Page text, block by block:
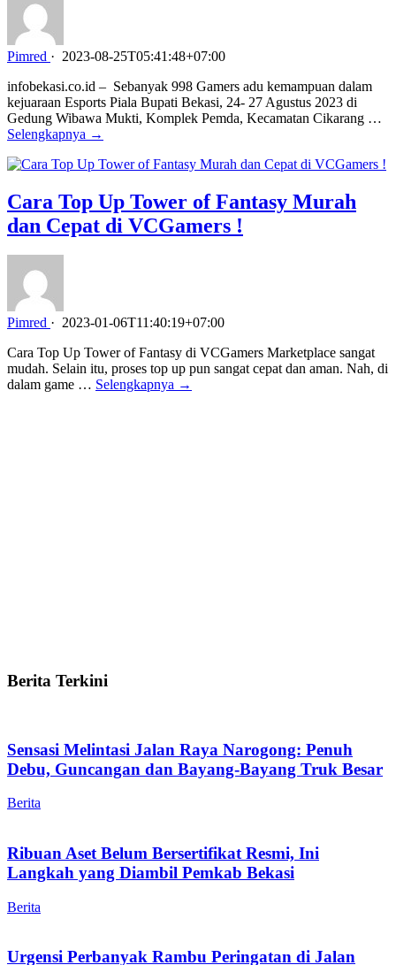
Pimred · 2023-08-25T05:41:48+07:00
infobekasi.co.id – Sebanyak 998 Gamers adu kemampuan dalam
kejuaraan Esports Piala Bupati Bekasi, 24- 27 Agustus 2023 di
Gedung Wibawa Mukti, Komplek Pemda, Kecamatan Cikarang …
Selengkapnya →
Cara Top Up Tower of Fantasy Murah
dan Cepat di VCGamers !
Pimred · 2023-01-06T11:40:19+07:00
Cara Top Up Tower of Fantasy di VCGamers Marketplace sangat
mudah. Selain itu, proses top up pun sangat cepat dan aman. Nah, di
dalam game … Selengkapnya →
Berita Terkini
Sensasi Melintasi Jalan Raya Narogong: Penuh
Debu, Guncangan dan Bayang-Bayang Truk Besar
Berita
Ribuan Aset Belum Bersertifikat Resmi, Ini
Langkah yang Diambil Pemkab Bekasi
Berita
Urgensi Perbanyak Rambu Peringatan di Jalan